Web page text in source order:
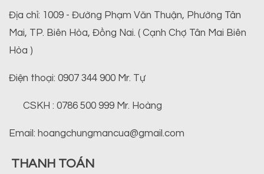
Địa chỉ: 1009 - Đường Phạm Văn Thuận, Phường Tân
Mai, TP. Biên Hòa, Đồng Nai. ( Cạnh Chợ Tân Mai Biên
Hòa )
Điện thoại: 0907 344 900 Mr. Tự
CSKH : 0786 500 999 Mr. Hoàng
Email: hoangchungmancua@gmail.com
THANH TOÁN